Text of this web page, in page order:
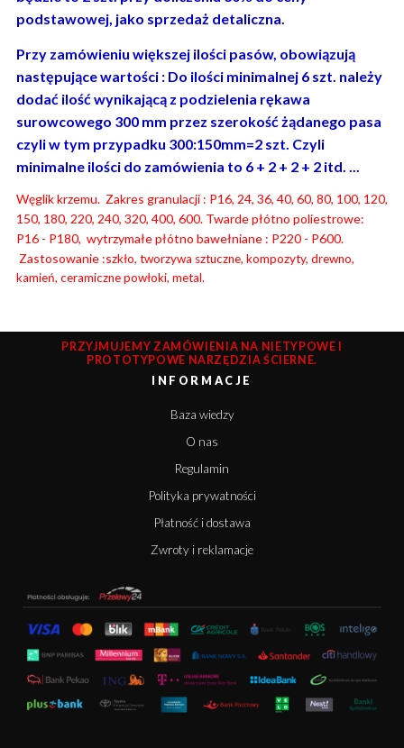
podstawowej, jako sprzedaż detaliczna.
Przy zamówieniu większej ilości pasów, obowiązują
następujące wartości : Do ilości minimalnej 6 szt. należy
dodać ilość wynikającą z podzielenia rękawa
surowcowego 300 mm przez szerokość żądanego pasa
czyli w tym przypadku 300:150mm=2 szt. Czyli
minimalne ilości do zamówienia to 6 + 2 + 2 + 2 itd. ...
Węglik krzemu. Zakres granulacji : P16, 24, 36, 40, 60, 80, 100, 120,
150, 180, 220, 240, 320, 400, 600. Twarde płótno poliestrowe:
P16 - P180, wytrzymałe płótno bawełniane : P220 - P600.
Zastosowanie :szkło, tworzywa sztuczne, kompozyty, drewno,
kamień, ceramiczne powłoki, metal.
PRZYJMUJEMY ZAMÓWIENIA NA NIETYPOWE I
PROTOTYPOWE NARZĘDZIA ŚCIERNE.
INFORMACJE
Baza wiedzy
O nas
Regulamin
Polityka prywatności
Płatność i dostawa
Zwroty i reklamacje